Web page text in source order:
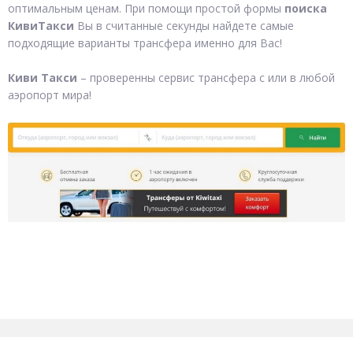
оптимальным ценам. При помощи простой формы поиска
КивиТакси Вы в считанные секунды найдете самые
подходящие варианты трансфера именно для Вас!
Киви Такси – проверенны сервис трансфера с или в любой
аэропорт мира!